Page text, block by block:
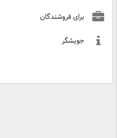
برای فروشندگان
جویشگر